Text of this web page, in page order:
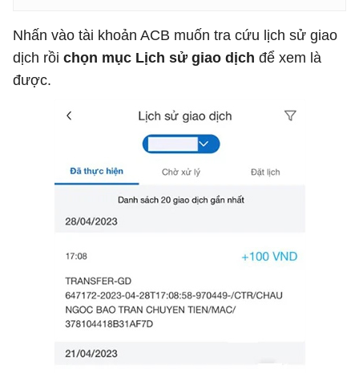
Nhấn vào tài khoản ACB muốn tra cứu lịch sử giao
dịch rồi chọn mục Lịch sử giao dịch để xem là
được.